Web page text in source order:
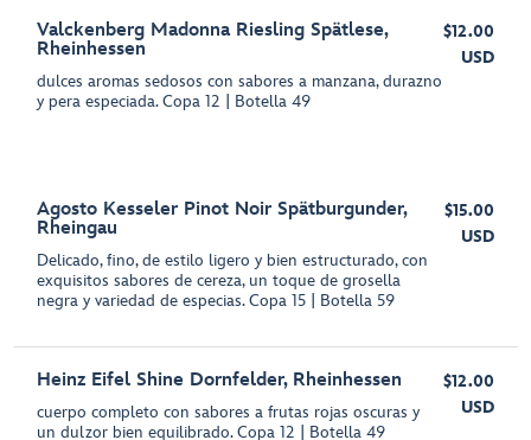
Valckenberg Madonna Riesling Spätlese,
Rheinhessen
dulces aromas sedosos con sabores a manzana, durazno
y pera especiada. Copa 12 | Botella 49
$12.00
USD
Agosto Kesseler Pinot Noir Spätburgunder,
Rheingau
Delicado, fino, de estilo ligero y bien estructurado, con
exquisitos sabores de cereza, un toque de grosella
negra y variedad de especias. Copa 15 | Botella 59
$15.00
USD
Heinz Eifel Shine Dornfelder, Rheinhessen
cuerpo completo con sabores a frutas rojas oscuras y
un dulzor bien equilibrado. Copa 12 | Botella 49
$12.00
USD